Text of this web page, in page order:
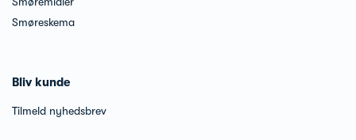
Smøreskema
Bliv kunde
Tilmeld nyhedsbrev